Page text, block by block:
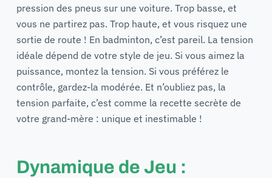
pression des pneus sur une voiture. Trop basse, et
vous ne partirez pas. Trop haute, et vous risquez une
sortie de route ! En badminton, c’est pareil. La tension
idéale dépend de votre style de jeu. Si vous aimez la
puissance, montez la tension. Si vous préférez le
contrôle, gardez-la modérée. Et n’oubliez pas, la
tension parfaite, c’est comme la recette secrète de
votre grand-mère : unique et inestimable !
Dynamique de Jeu :